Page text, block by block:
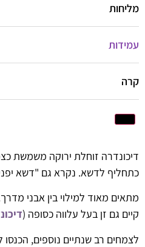
מליחות
עמידות
קרה
דיכונדרה זוחלת ירוקה משמשת
כתחליף לדשא. נקרא גם "דשא
מתאים מאוד למילוי בין אבני
קיים גם זן בעל עלווה כסופה (
לצמחים רב שנתיים נוספים, הכנסו